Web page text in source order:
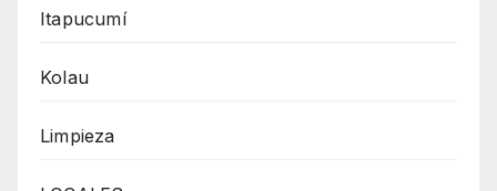
Itapucumí
Kolau
Limpieza